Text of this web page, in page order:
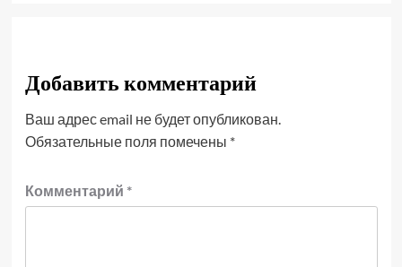
Добавить комментарий
Ваш адрес email не будет опубликован.
Обязательные поля помечены *
Комментарий *